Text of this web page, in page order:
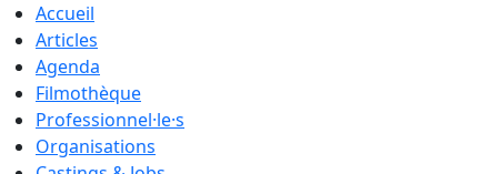
Accueil
Articles
Agenda
Filmothèque
Professionnel·le·s
Organisations